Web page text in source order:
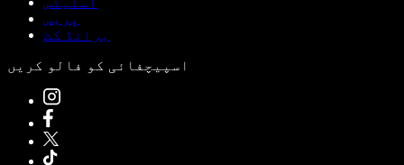
پریس
برانڈ کٹ
اسپیچفائی کو فالو کریں